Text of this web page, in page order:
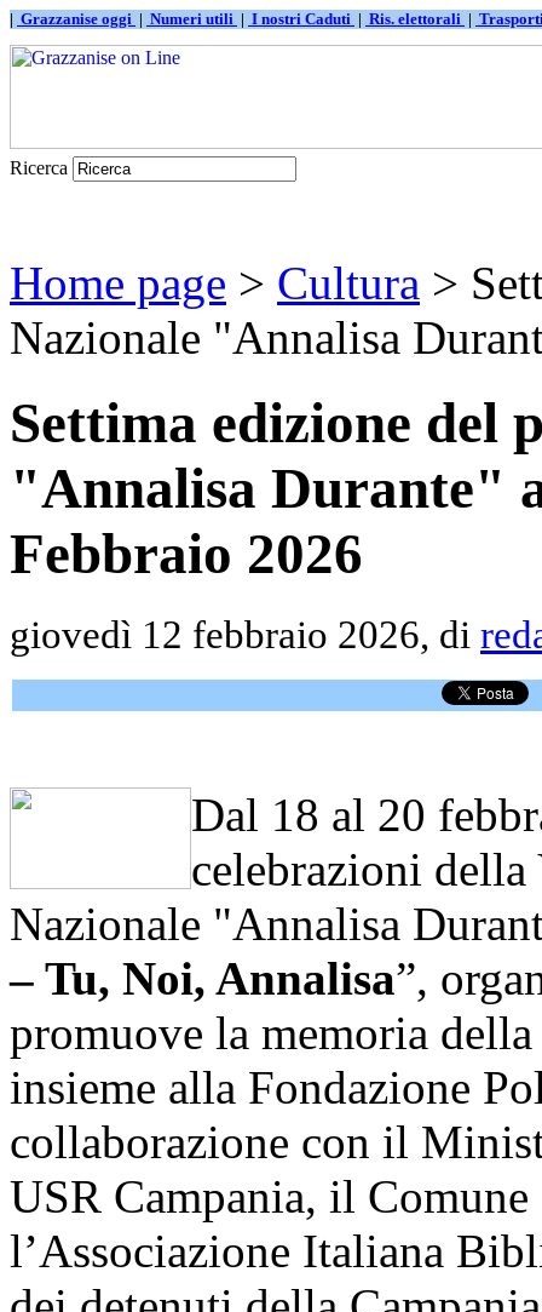
| Grazzanise oggi | Numeri utili | I nostri Caduti | Ris. elettorali |
Ricerca
Home page > Cultura >
Nazionale "Annalisa
Settima edizione del
"Annalisa Durante"
Febbraio 2026
giovedì 12 febbraio 2026, di
Dal 18 al 20
celebrazioni
Nazionale "Annalisa
– Tu, Noi, Annalisa”,
promuove la memoria
insieme alla Fondazione
collaborazione con il
USR Campania, il
l’Associazione Italiana